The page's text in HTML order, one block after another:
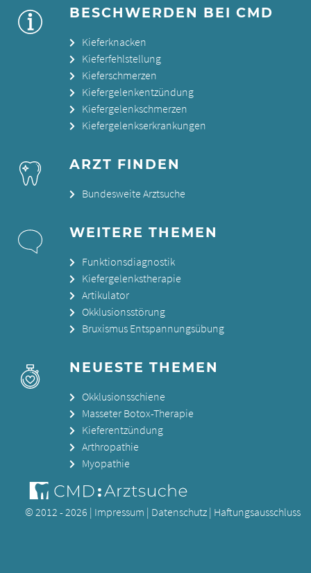
BESCHWERDEN BEI CMD
Kieferknacken
Kieferfehlstellung
Kieferschmerzen
Kiefergelenkentzündung
Kiefergelenkschmerzen
Kiefergelenkserkrankungen
ARZT FINDEN
Bundesweite Arztsuche
WEITERE THEMEN
Funktionsdiagnostik
Kiefergelenkstherapie
Artikulator
Okklusionsstörung
Bruxismus Entspannungsübung
NEUESTE THEMEN
Okklusionsschiene
Masseter Botox-Therapie
Kieferentzündung
Arthropathie
Myopathie
© 2012 - 2026 | Impressum | Datenschutz | Haftungsausschluss